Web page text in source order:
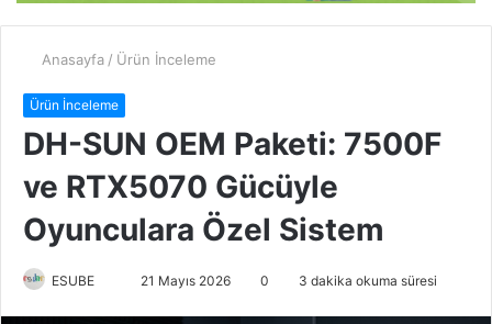
Anasayfa / Ürün İnceleme
Ürün İnceleme
DH-SUN OEM Paketi: 7500F
ve RTX5070 Gücüyle
Oyunculara Özel Sistem
ESUBE 21 Mayıs 2026 0 3 dakika okuma süresi